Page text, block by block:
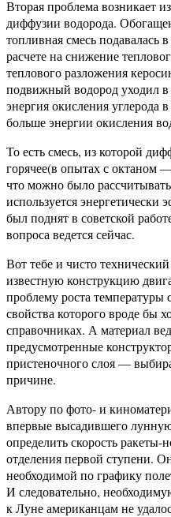
Вторая проблема возникает
диффузии водорода.
топливная смесь подавалась
расчете на снижение
теплового разложения
подвижный водород уходил в
энергия окисления углерода
больше энергии окисления
То есть смесь, из которой
горячее(в опытах с октаном
что можно было
используется
был поднят в советской
вопроса ведется сейчас.
Вот тебе и чисто
известную конструкцию
проблему роста
свойства которого вроде бы
справочниках. А материал
предусмотренные
пристеночного слоя —
причине.
Автору по фото- и
впервые высадившего
определить скорость ракеты-
отделения первой ступени.
необходимой по графику
И следовательно,
к Луне американцам не